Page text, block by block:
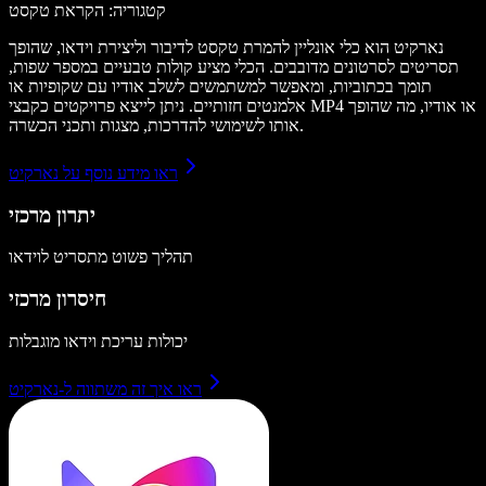
קטגוריה: הקראת טקסט
נארקיט הוא כלי אונליין להמרת טקסט לדיבור וליצירת וידאו, שהופך
תסריטים לסרטונים מדובבים. הכלי מציע קולות טבעיים במספר שפות,
תומך בכתוביות, ומאפשר למשתמשים לשלב אודיו עם שקופיות או
אלמנטים חזותיים. ניתן לייצא פרויקטים כקבצי MP4 או אודיו, מה שהופך
אותו לשימושי להדרכות, מצגות ותכני הכשרה.
ראו מידע נוסף על נארקיט
יתרון מרכזי
תהליך פשוט מתסריט לוידאו
חיסרון מרכזי
יכולות עריכת וידאו מוגבלות
ראו איך זה משתווה ל-נארקיט